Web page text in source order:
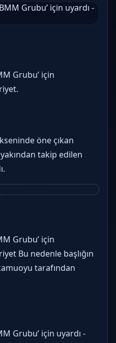
Grubu’ için
öne çıkan
takip edilen
Grubu’ için
Bu nedenle başlığın
tarafından
Grubu’ için uyardı -